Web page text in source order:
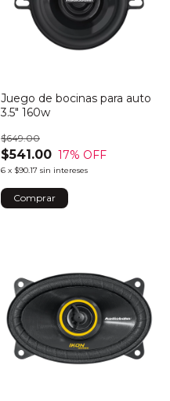
Juego de bocinas para auto
3.5" 160w
$541.00
$649.00
17% OFF
6 x $90.17 sin intereses